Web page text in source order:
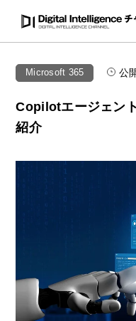
Microsoft 365 公
Copilotエージェン
紹介